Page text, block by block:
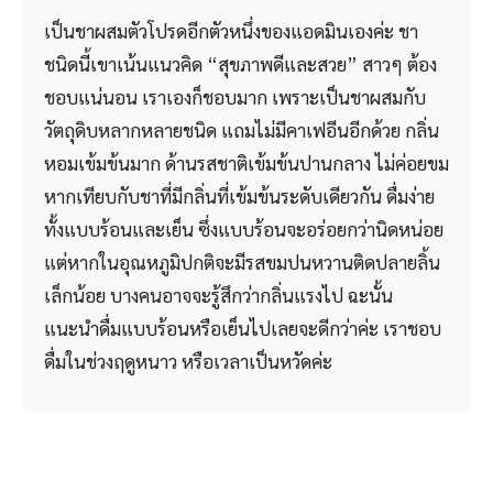
เป็นชาผสมตัวโปรดอีกตัวหนึ่งของแอดมินเองค่ะ ชา
ชนิดนี้เขาเน้นแนวคิด “สุขภาพดีและสวย” สาวๆ ต้อง
ชอบแน่นอน เราเองก็ชอบมาก เพราะเป็นชาผสมกับ
วัตถุดิบหลากหลายชนิด แถมไม่มีคาเฟอีนอีกด้วย กลิ่น
หอมเข้มข้นมาก ด้านรสชาติเข้มข้นปานกลาง ไม่ค่อยขม
หากเทียบกับชาที่มีกลิ่นที่เข้มข้นระดับเดียวกัน ดื่มง่าย
ทั้งแบบร้อนและเย็น ซึ่งแบบร้อนจะอร่อยกว่านิดหน่อย
แต่หากในอุณหภูมิปกติจะมีรสขมปนหวานติดปลายลิ้น
เล็กน้อย บางคนอาจจะรู้สึกว่ากลิ่นแรงไป ฉะนั้น
แนะนำดื่มแบบร้อนหรือเย็นไปเลยจะดีกว่าค่ะ เราชอบ
ดื่มในช่วงฤดูหนาว หรือเวลาเป็นหวัดค่ะ